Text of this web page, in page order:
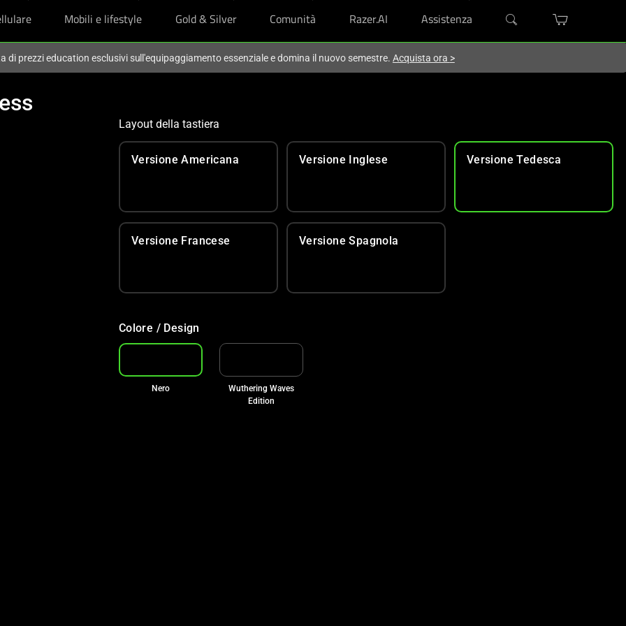
Mobili e lifestyle Gold & Silver Comunità Razer.AI Assistenza
di prezzi education esclusivi sull'equipaggiamento essenziale e domina il nuovo semestre. Acquista ora >
Layout della tastiera
Versione Americana Versione Inglese Versione Tedesca
Versione Francese Versione Spagnola
Colore / Design
Nero
Wuthering Waves
Edition